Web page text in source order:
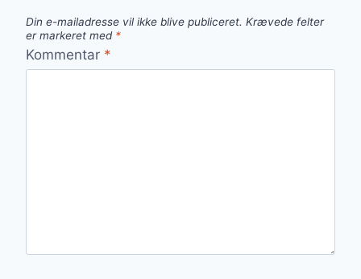
Din e-mailadresse vil ikke blive publiceret. Krævede felter
er markeret med *
Kommentar *